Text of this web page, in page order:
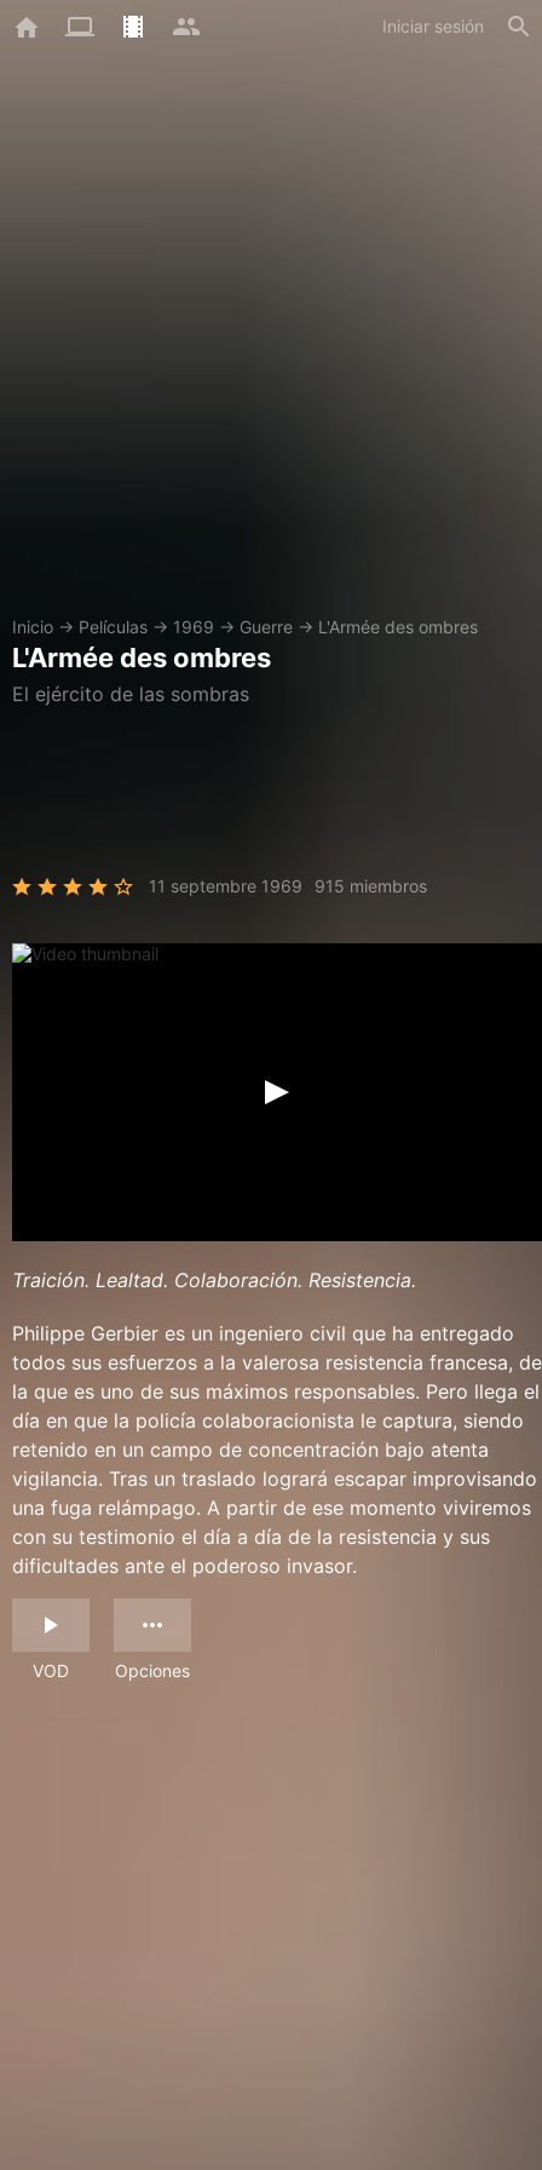
Iniciar sesión
Inicio → Películas → 1969 → Guerre → L'Armée des ombres
L'Armée des ombres
El ejército de las sombras
11 septembre 1969 915 miembros
Traición. Lealtad. Colaboración. Resistencia.
Philippe Gerbier es un ingeniero civil que ha entregado
todos sus esfuerzos a la valerosa resistencia francesa, de
la que es uno de sus máximos responsables. Pero llega el
día en que la policía colaboracionista le captura, siendo
retenido en un campo de concentración bajo atenta
vigilancia. Tras un traslado logrará escapar improvisando
una fuga relámpago. A partir de ese momento viviremos
con su testimonio el día a día de la resistencia y sus
dificultades ante el poderoso invasor.
VOD Opciones